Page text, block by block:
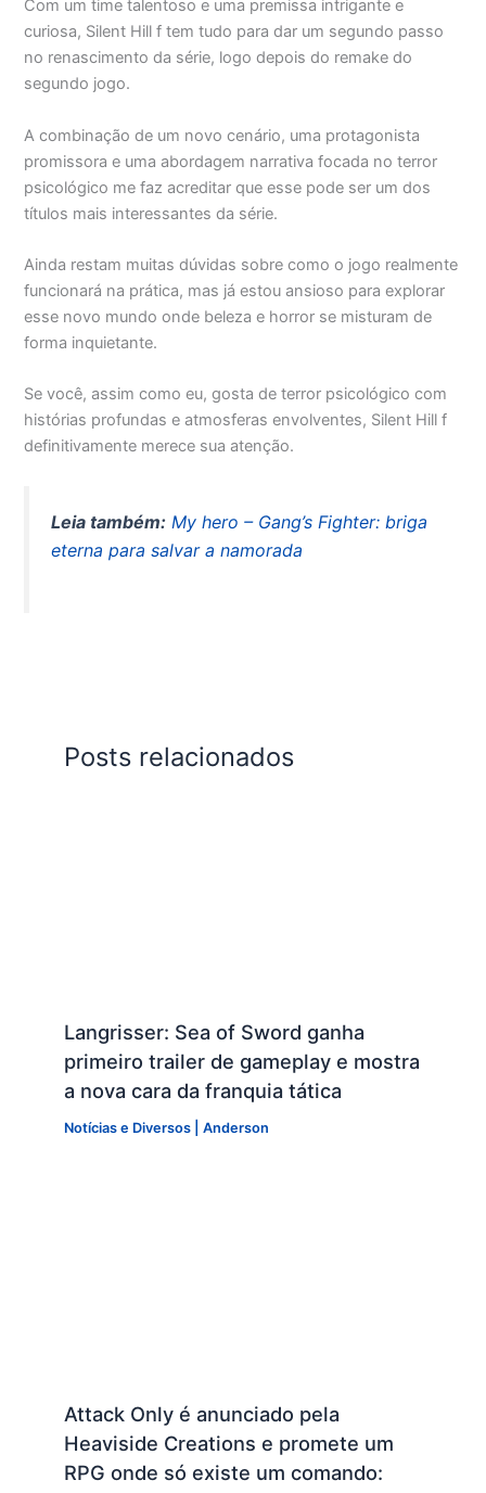
Com um time talentoso e uma premissa intrigante e
curiosa, Silent Hill f tem tudo para dar um segundo passo
no renascimento da série, logo depois do remake do
segundo jogo.
A combinação de um novo cenário, uma protagonista
promissora e uma abordagem narrativa focada no terror
psicológico me faz acreditar que esse pode ser um dos
títulos mais interessantes da série.
Ainda restam muitas dúvidas sobre como o jogo realmente
funcionará na prática, mas já estou ansioso para explorar
esse novo mundo onde beleza e horror se misturam de
forma inquietante.
Se você, assim como eu, gosta de terror psicológico com
histórias profundas e atmosferas envolventes, Silent Hill f
definitivamente merece sua atenção.
Leia também: My hero – Gang’s Fighter: briga
eterna para salvar a namorada
Posts relacionados
Langrisser: Sea of Sword ganha
primeiro trailer de gameplay e mostra
a nova cara da franquia tática
Notícias e Diversos| Anderson
Attack Only é anunciado pela
Heaviside Creations e promete um
RPG onde só existe um comando: